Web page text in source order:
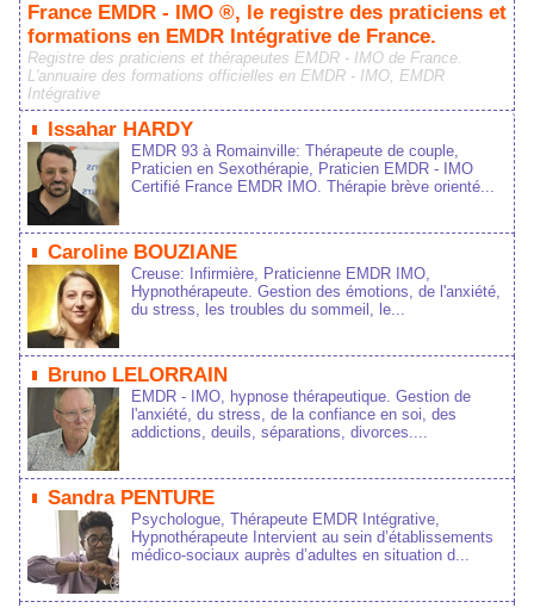
France EMDR - IMO ®, le registre des praticiens et
formations en EMDR Intégrative de France.
Registre des praticiens et thérapeutes EMDR - IMO de France.
L'annuaire des formations officielles en EMDR - IMO, EMDR
Intégrative
Issahar HARDY
EMDR 93 à Romainville: Thérapeute de couple,
Praticien en Sexothérapie, Praticien EMDR - IMO
Certifié France EMDR IMO. Thérapie brève orienté...
Caroline BOUZIANE
Creuse: Infirmière, Praticienne EMDR IMO,
Hypnothérapeute. Gestion des émotions, de l'anxiété,
du stress, les troubles du sommeil, le...
Bruno LELORRAIN
EMDR - IMO, hypnose thérapeutique. Gestion de
l'anxiété, du stress, de la confiance en soi, des
addictions, deuils, séparations, divorces....
Sandra PENTURE
Psychologue, Thérapeute EMDR Intégrative,
Hypnothérapeute Intervient au sein d’établissements
médico‑sociaux auprès d’adultes en situation d...